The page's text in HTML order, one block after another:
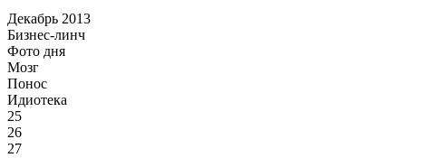
Декабрь 2013
Бизнес-линч
Фото дня
Мозг
Понос
Идиотека
25
26
27